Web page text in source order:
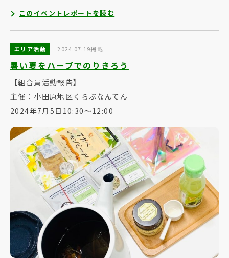
このイベントレポートを読む
エリア活動 2024.07.19掲載
暑い夏をハーブでのりきろう
【組合員活動報告】
主催：小田原地区くらぶなんてん
2024年7月5日10:30～12:00